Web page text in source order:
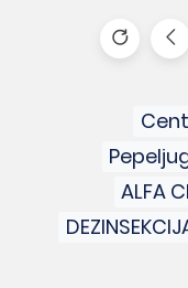
ALFA